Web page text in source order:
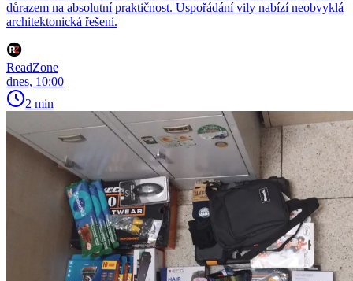
důrazem na absolutní praktičnost. Uspořádání vily nabízí neobvyklá
architektonická řešení.
ReadZone
dnes, 10:00
2 min